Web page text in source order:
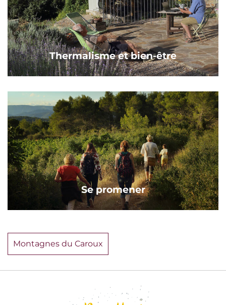
Thermalisme et bien-être
Se promener
Montagnes du Caroux